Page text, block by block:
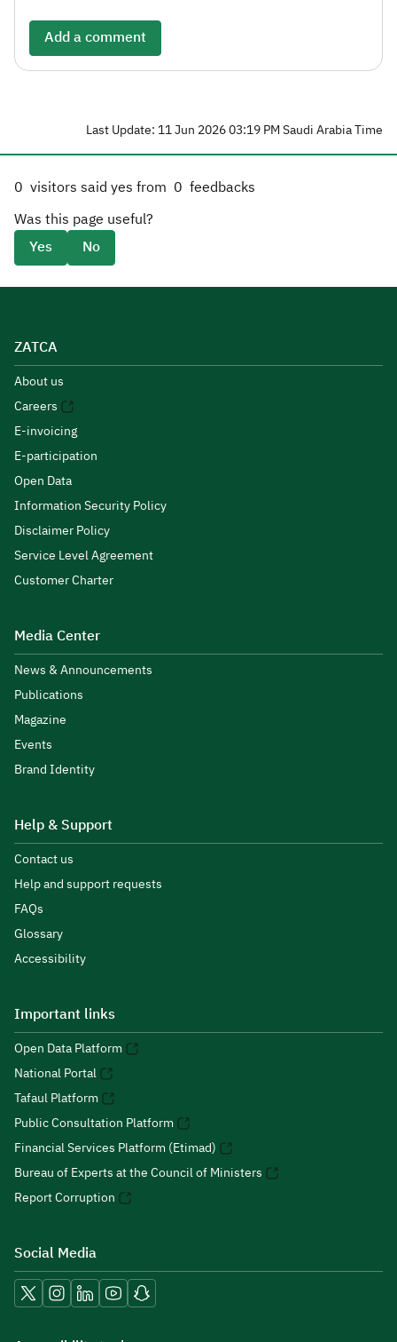
Add a comment
Last Update: 11 Jun 2026 03:19 PM Saudi Arabia Time
0 visitors said yes from 0 feedbacks
Was this page useful?
Yes
No
ZATCA
About us
Careers
E-invoicing
E-participation
Open Data
Information Security Policy
Disclaimer Policy
Service Level Agreement
Customer Charter
Media Center
News & Announcements
Publications
Magazine
Events
Brand Identity
Help & Support
Contact us
Help and support requests
FAQs
Glossary
Accessibility
Important links
Open Data Platform
National Portal
Tafaul Platform
Public Consultation Platform
Financial Services Platform (Etimad)
Bureau of Experts at the Council of Ministers
Report Corruption
Social Media